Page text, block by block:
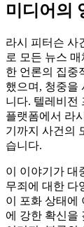
미디어의
라시 피터슨 사
로 모든 뉴스
한 언론의 집중
했으며, 청중을
니다. 텔레비전
플랫폼에서 라
기까지 사건의
습니다.
이 이야기가 대
무죄에 대한 다
이 포화 상태에
에 강한 확신을